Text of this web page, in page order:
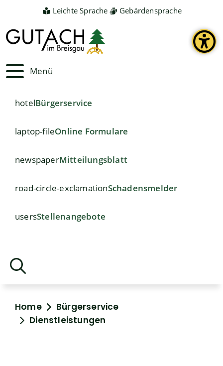
Leichte Sprache Gebärdensprache
Menü
hotelBürgerservice
laptop-fileOnline Formulare
newspaperMitteilungsblatt
road-circle-exclamationSchadensmelder
usersStellenangebote
Home
Bürgerservice
Dienstleistungen